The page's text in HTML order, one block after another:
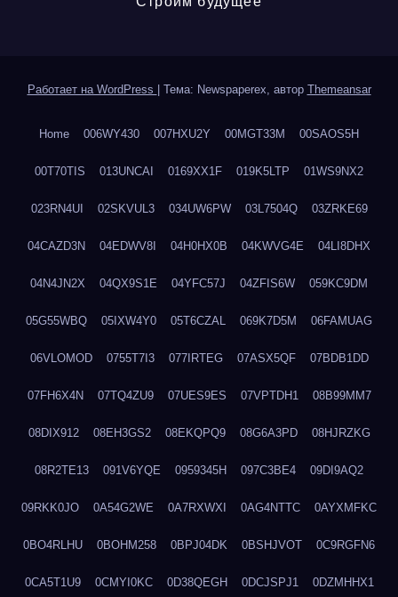
Работает на WordPress Тема: Newspaperex, автор Themeansar
Home 006WY430 007HXU2Y 00MGT33M 00SAOS5H
00T70TIS 013UNCAI 0169XX1F 019K5LTP 01WS9NX2
023RN4UI 02SKVUL3 034UW6PW 03L7504Q 03ZRKE69
04CAZD3N 04EDWV8I 04H0HX0B 04KWVG4E 04LI8DHX
04N4JN2X 04QX9S1E 04YFC57J 04ZFIS6W 059KC9DM
05G55WBQ 05IXW4Y0 05T6CZAL 069K7D5M 06FAMUAG
06VLOMOD 0755T7I3 077IRTEG 07ASX5QF 07BDB1DD
07FH6X4N 07TQ4ZU9 07UES9ES 07VPTDH1 08B99MM7
08DIX912 08EH3GS2 08EKQPQ9 08G6A3PD 08HJRZKG
08R2TE13 091V6YQE 0959345H 097C3BE4 09DI9AQ2
09RKK0JO 0A54G2WE 0A7RXWXI 0AG4NTTC 0AYXMFKC
0BO4RLHU 0BOHM258 0BPJ04DK 0BSHJVOT 0C9RGFN6
0CA5T1U9 0CMYI0KC 0D38QEGH 0DCJSPJ1 0DZMHHX1